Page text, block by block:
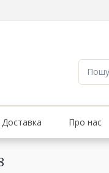
Пошук
Доставка Про нас